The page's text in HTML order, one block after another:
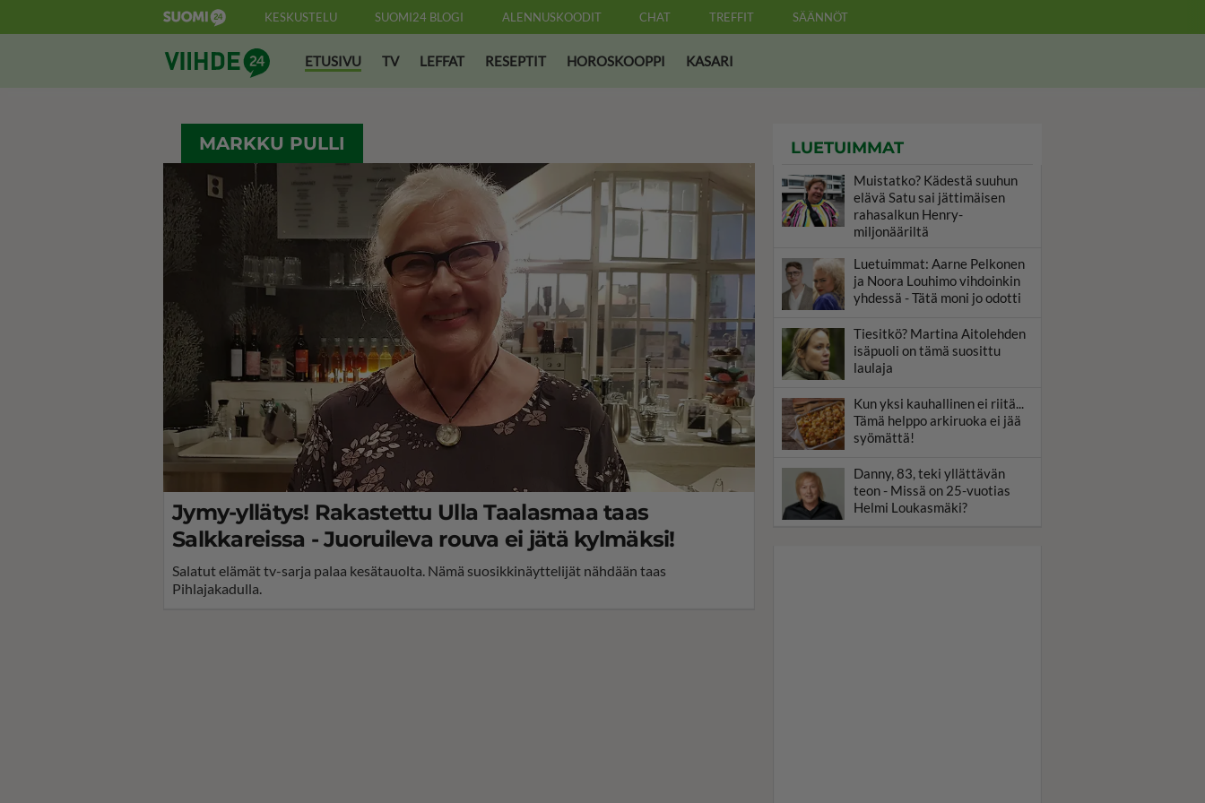
KESKUSTELU SUOMI24 BLOGI ALENNUSKOODIT CHAT TREFFIT SÄÄNNÖT
Suomi24 ViihdeETUSIVU TV LEFFAT RESEPTIT HOROSKOOPPI KASARI
MARKKU PULLI
Jymy-yllätys! Rakastettu Ulla Taalasmaa taas
Salkkareissa - Juoruileva rouva ei jätä kylmäksi!
Salatut elämät tv-sarja palaa kesätauolta. Nämä suosikkinäyttelijät nähdään taas
Pihlajakadulla.
LUETUIMMAT
Muistatko? Kädestä suuhun
elävä Satu sai jättimäisen
rahasalkun Henry-
miljonääriltä
Luetuimmat: Aarne Pelkonen
ja Noora Louhimo vihdoinkin
yhdessä - Tätä moni jo odotti
Tiesitkö? Martina Aitolehden
isäpuoli on tämä suosittu
laulaja
Kun yksi kauhallinen ei riitä...
Tämä helppo arkiruoka ei jää
syömättä!
Danny, 83, teki yllättävän
teon - Missä on 25-vuotias
Helmi Loukasmäki?